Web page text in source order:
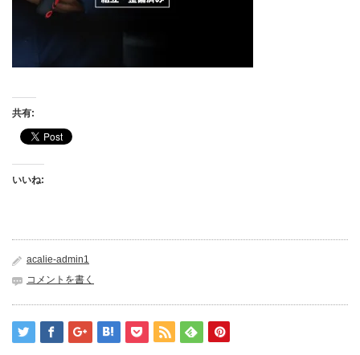
共有:
いいね:
acalie-admin1
コメントを書く